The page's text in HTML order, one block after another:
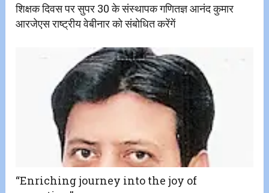
शिक्षक दिवस पर सुपर 30 के संस्थापक गणितज्ञ आनंद कुमार
आरजेएस राष्ट्रीय वेबीनार को संबोधित करेंगें
“Enriching journey into the joy of